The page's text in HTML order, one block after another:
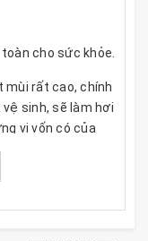
cho sức khỏe.
mùi rất cao, chính
sinh, sẽ làm hơi
vị vốn có của
giảm đi.
tự nhiên, đảm